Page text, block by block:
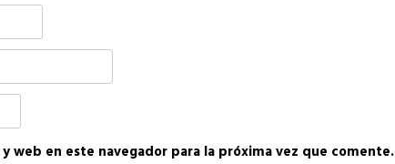
web en este navegador para la próxima vez que comente.